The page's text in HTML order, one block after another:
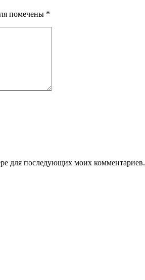
помечены *
для последующих моих комментариев.